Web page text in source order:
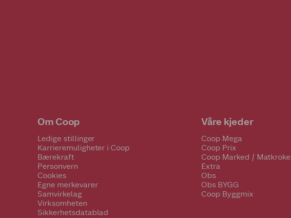
Om Coop
Ledige stillinger
Karrieremuligheter i Coop
Bærekraft
Personvern
Cookies
Egne merkevarer
Samvirkelag
Virksomheten
Sikkerhetsdatablad
Våre kjeder
Coop Mega
Coop Prix
Coop Marked /
Extra
Obs
Obs BYGG
Coop Byggmix